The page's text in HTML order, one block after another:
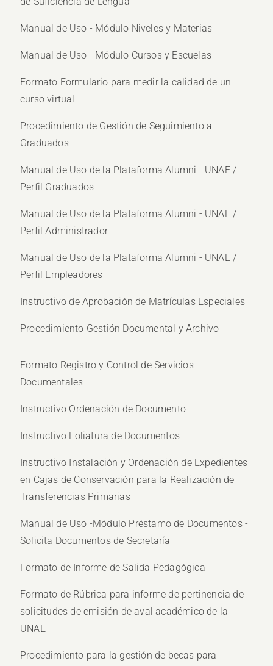
Manual de Uso - Módulo Niveles y Materias
Manual de Uso - Módulo Cursos y Escuelas
Formato Formulario para medir la calidad de un
curso virtual
Procedimiento de Gestión de Seguimiento a
Graduados
Manual de Uso de la Plataforma Alumni - UNAE /
Perfil Graduados
Manual de Uso de la Plataforma Alumni - UNAE /
Perfil Administrador
Manual de Uso de la Plataforma Alumni - UNAE /
Perfil Empleadores
Instructivo de Aprobación de Matrículas Especiales
Procedimiento Gestión Documental y Archivo
Formato Registro y Control de Servicios
Documentales
Instructivo Ordenación de Documento
Instructivo Foliatura de Documentos
Instructivo Instalación y Ordenación de Expedientes
en Cajas de Conservación para la Realización de
Transferencias Primarias
Manual de Uso -Módulo Préstamo de Documentos -
Solicita Documentos de Secretaría
Formato de Informe de Salida Pedagógica
Formato de Rúbrica para informe de pertinencia de
solicitudes de emisión de aval académico de la
UNAE
Procedimiento para la gestión de becas para